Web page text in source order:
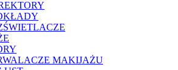
MAKIJAŻU